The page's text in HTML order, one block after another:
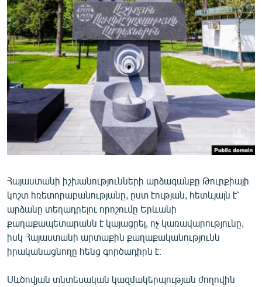
Հայաստանի իշխանությունների արձագանքը Թուրքիայի
կոշտ հռետորաբանությանը, ըստ էության, հետևյալն է՝
արձանը տեղադրելու որոշումը Երևանի
քաղաքապետարանն է կայացրել, ոչ կառավարությունը,
իսկ Հայաստանի արտաքին քաղաքականությունն
իրականացնողը հենց գործադիրն է։
Սևծովյան տնտեսական կազմակերպության ժողովին